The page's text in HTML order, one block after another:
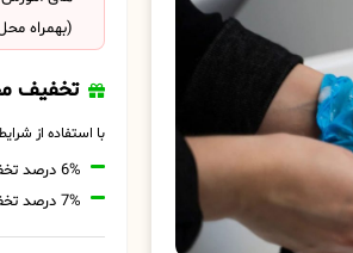
(بهمراه
تخفیف
با استفاده از شرایط زیر از 13 درصد تخفیف
6% درصد تخفیف با استفاده از کد تخفیف 20806
7% درصد تخفیف درصورت پرداخت شهریه با رمزارز